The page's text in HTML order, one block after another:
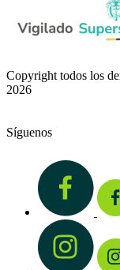
Copyright todos los
2026
Síguenos